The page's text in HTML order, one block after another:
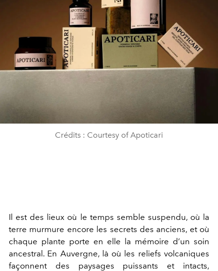
Crédits : Courtesy of Apoticari
Il est des lieux où le temps semble suspendu, où la
terre murmure encore les secrets des anciens, et où
chaque plante porte en elle la mémoire d’un soin
ancestral. En Auvergne, là où les reliefs volcaniques
façonnent des paysages puissants et intacts,